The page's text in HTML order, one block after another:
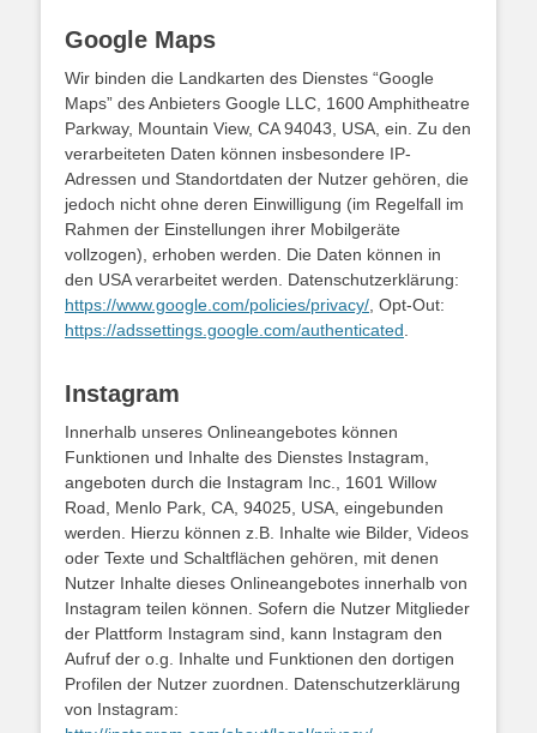
Google Maps
Wir binden die Landkarten des Dienstes “Google
Maps” des Anbieters Google LLC, 1600 Amphitheatre
Parkway, Mountain View, CA 94043, USA, ein. Zu den
verarbeiteten Daten können insbesondere IP-
Adressen und Standortdaten der Nutzer gehören, die
jedoch nicht ohne deren Einwilligung (im Regelfall im
Rahmen der Einstellungen ihrer Mobilgeräte
vollzogen), erhoben werden. Die Daten können in
den USA verarbeitet werden. Datenschutzerklärung:
https://www.google.com/policies/privacy/ , Opt-Out:
https://adssettings.google.com/authenticated
Instagram
Innerhalb unseres Onlineangebotes können
Funktionen und Inhalte des Dienstes Instagram,
angeboten durch die Instagram Inc., 1601 Willow
Road, Menlo Park, CA, 94025, USA, eingebunden
werden. Hierzu können z.B. Inhalte wie Bilder, Videos
oder Texte und Schaltflächen gehören, mit denen
Nutzer Inhalte dieses Onlineangebotes innerhalb von
Instagram teilen können. Sofern die Nutzer Mitglieder
der Plattform Instagram sind, kann Instagram den
Aufruf der o.g. Inhalte und Funktionen den dortigen
Profilen der Nutzer zuordnen. Datenschutzerklärung
von Instagram: